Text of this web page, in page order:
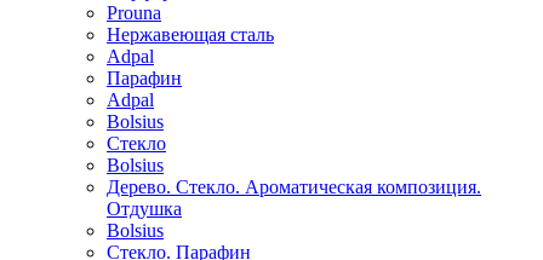
Prouna
Нержавеющая сталь
Adpal
Парафин
Adpal
Bolsius
Стекло
Bolsius
Дерево. Стекло. Ароматическая композиция.
Отдушка
Bolsius
Стекло. Парафин